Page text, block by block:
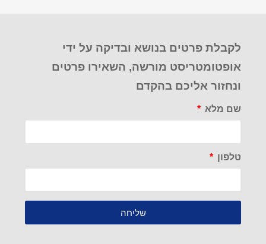
לקבלת פרטים בנושא ובדיקה על ידי
אופטומטריסט מורשה, השאירו פרטים
ונחזור אליכם בהקדם
שם מלא
טלפון
שליחה